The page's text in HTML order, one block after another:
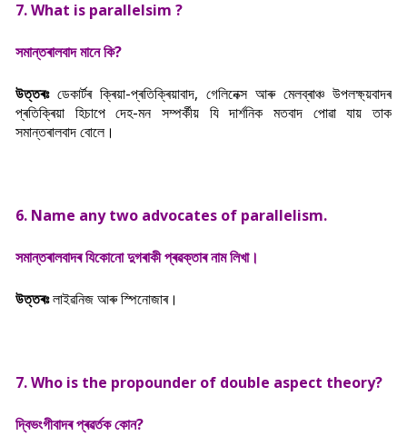
7. What is parallelsim ?
সমান্তৰালবাদ মানে কি?
উত্তৰঃ ডেকাৰ্টৰ ক্ৰিয়া-প্ৰতিক্ৰিয়াবাদ, গেলিনেক্স আৰু মেলব্ৰাঞ্চ উপলক্ষ্য়বাদৰ
প্ৰতিক্ৰিয়া হিচাপে দেহ-মন সম্পৰ্কীয় যি দাৰ্শনিক মতবাদ পোৱা যায় তাক
সমান্তৰালবাদ বোলে।
6. Name any two advocates of parallelism.
সমান্তৰালবাদৰ যিকোনো দুগৰাকী প্ৰৱক্তাৰ নাম লিখা।
উত্তৰঃলাইৱনিজ আৰু স্পিনোজাৰ।
7. Who is the propounder of double aspect theory?
দ্বিভংগীবাদৰ প্ৰৱৰ্তক কোন?